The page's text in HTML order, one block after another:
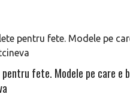
fete. Modele pe care e